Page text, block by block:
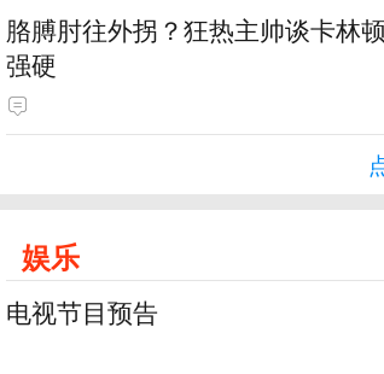
胳膊肘往外拐？狂热主帅谈卡林
强硬
娱乐
电视节目预告